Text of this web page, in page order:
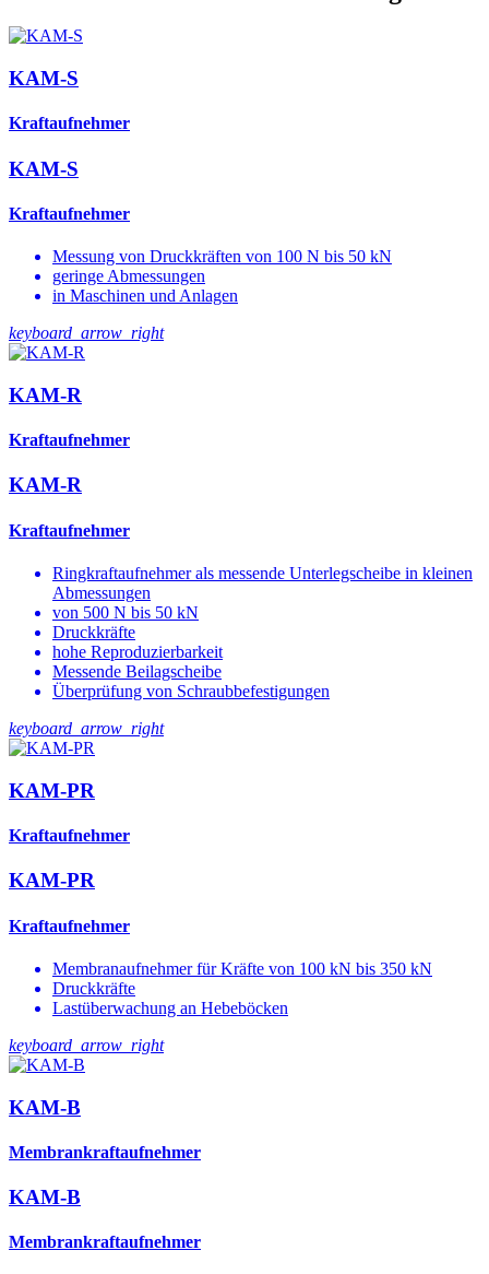
KAM-S
Kraftaufnehmer
KAM-S
Kraftaufnehmer
Messung von Druckkräften von 100 N bis 50 kN
geringe Abmessungen
in Maschinen und Anlagen
keyboard_arrow_right
KAM-R
Kraftaufnehmer
KAM-R
Kraftaufnehmer
Ringkraftaufnehmer als messende Unterlegscheibe in kleinen
Abmessungen
von 500 N bis 50 kN
Druckkräfte
hohe Reproduzierbarkeit
Messende Beilagscheibe
Überprüfung von Schraubbefestigungen
keyboard_arrow_right
KAM-PR
Kraftaufnehmer
KAM-PR
Kraftaufnehmer
Membranaufnehmer für Kräfte von 100 kN bis 350 kN
Druckkräfte
Lastüberwachung an Hebeböcken
keyboard_arrow_right
KAM-B
Membrankraftaufnehmer
KAM-B
Membrankraftaufnehmer